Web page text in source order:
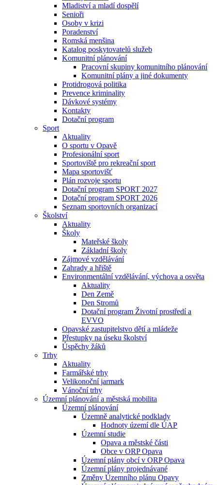
Mladiství a mladí dospělí
Senioři
Osoby v krizi
Poradenství
Romská menšina
Katalog poskytovatelů služeb
Komunitní plánování
Pracovní skupiny komunitního plánování
Komunitní plány a jiné dokumenty
Protidrogová politika
Prevence kriminality
Dávkové systémy
Kontakty
Dotační program
Sport
Aktuality
O sportu v Opavě
Profesionální sport
Sportoviště pro rekreační sport
Mapa sportovišť
Plán rozvoje sportu
Dotační program SPORT 2027
Dotační program SPORT 2026
Seznam sportovních organizací
Školství
Aktuality
Školy
Mateřské školy
Základní školy
Zájmové vzdělávání
Zahrady a hřiště
Environmentální vzdělávání, výchova a osvěta
Aktuality
Den Země
Den Stromů
Dotační program Životní prostředí a
EVVO
Opavské zastupitelstvo dětí a mládeže
Přestupky na úseku školství
Úspěchy žáků
Trhy
Aktuality
Farmářské trhy
Velikonoční jarmark
Vánoční trhy
Územní plánování a městská mobilita
Územní plánování
Územně analytické podklady
Hodnoty území dle ÚAP
Územní studie
Opava a městské části
Obce v ORP Opava
Územní plány obcí v ORP Opava
Územní plány projednávané
Změny Územního plánu Opavy